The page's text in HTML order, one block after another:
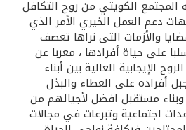
المجتمع الكويتي من روح التكافل
دعم العمل الخيري الأمر الذي
والأزمات التى نراها تعصف
على حياة أفرادها ، معربا عن
الإيجابية العالية بين أبناء
أفراده على العطاء والبذل
مستقبل افضل لأجيالهم من
اجتماعية وتبرعات في مجالات